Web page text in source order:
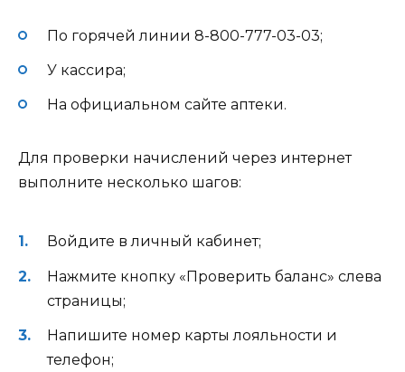
По горячей линии 8-800-777-03-03;
У кассира;
На официальном сайте аптеки.
Для проверки начислений через интернет
выполните несколько шагов:
Войдите в личный кабинет;
Нажмите кнопку «Проверить баланс» слева
страницы;
Напишите номер карты лояльности и
телефон;